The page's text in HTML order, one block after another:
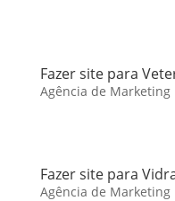
Fazer site para
Agência de
Fazer site para
Agência de